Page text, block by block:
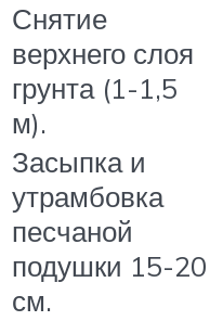
Снятие
верхнего слоя
грунта (1-1,5
м).
Засыпка и
утрамбовка
песчаной
подушки 15-20
см.